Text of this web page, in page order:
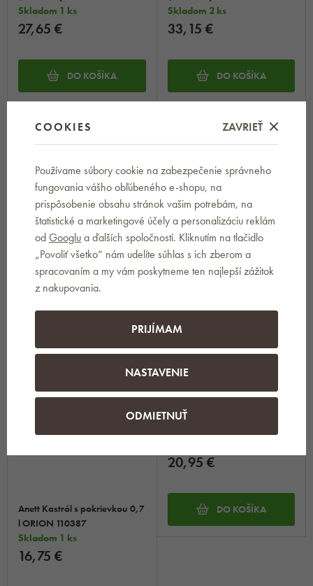
Skladom 1 ks
27,65 €
DO KOŠÍKA
Skladom 2 ks
33,15 €
DO KOŠÍKA
2x
Anett Hrniec s pokrievkou, 8,1
l, nerezový ORION 110368
Skladom 1 ks
37,35 €
Anett Hrnecl s pokrievkou 4,6 l
ORION 110366
Skladom 2 ks
30,60 €
Anett Kastról s pokrievkou 0,7
l ORION 110387
Skladom 1 ks
16,75 €
Anett Kastról s pokrievkou 1,2
20,95 €
DO KOŠÍKA
COOKIES ZAVRIEŤ
Používame súbory cookie na zabezpečenie správneho
fungovania vášho obľúbeného e-shopu, na
prispôsobenie obsahu stránok vašim potrebám, na
štatistické a marketingové účely a personalizáciu reklám
odGooglua ďalších spoločností. Kliknutím na tlačidlo
„Povoliť všetko“ nám udelíte súhlas s ich zberom a
spracovaním a my vám poskytneme ten najlepší zážitok
z nakupovania.
PRIJÍMAM
NASTAVENIE
ODMIETNUŤ